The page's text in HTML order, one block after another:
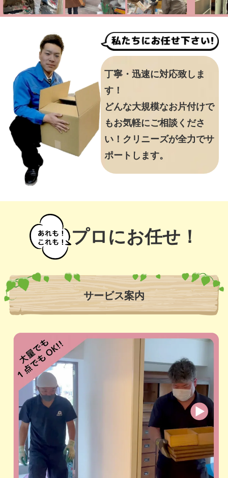
丁寧・迅速に対応致しま
す！
どんな大規模なお片付けで
もお気軽にご相談くださ
い！クリニーズが全力でサ
ポートします。
プロにお任せ！
サービス案内